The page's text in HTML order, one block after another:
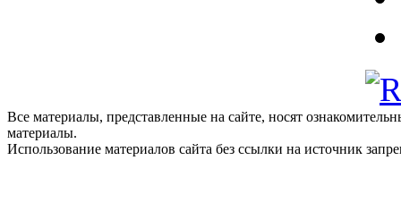
Все материалы, представленные на сайте, носят
материалы.
Использование материалов сайта без ссылки на источник